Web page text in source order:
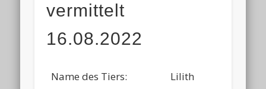
vermittelt
16.08.2022
Name des Tiers:
Lilith